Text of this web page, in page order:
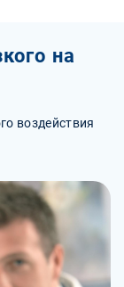
на
воздействия